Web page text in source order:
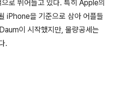
로 뛰어들고 있다. 특히 Apple의
iPhone을 기준으로 삼아 어플들
이 시작했지만, 물량공세는
.